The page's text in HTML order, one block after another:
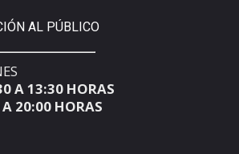
AL PÚBLICO
A 13:30 HORAS
20:00 HORAS